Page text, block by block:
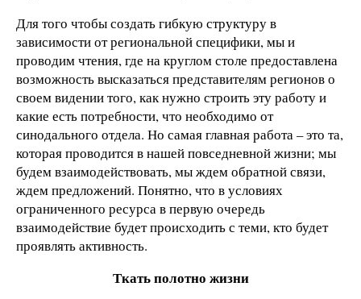
Для того чтобы создать гибкую структуру в
зависимости от региональной специфики, мы и
проводим чтения, где на круглом столе предоставлена
возможность высказаться представителям регионов о
своем видении того, как нужно строить эту работу и
какие есть потребности, что необходимо от
синодального отдела. Но самая главная работа – это та,
которая проводится в нашей повседневной жизни; мы
будем взаимодействовать, мы ждем обратной связи,
ждем предложений. Понятно, что в условиях
ограниченного ресурса в первую очередь
взаимодействие будет происходить с теми, кто будет
проявлять активность.
Ткать полотно жизни